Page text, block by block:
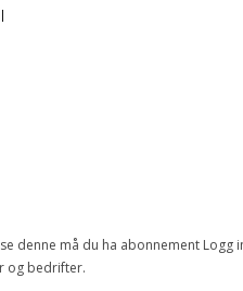
denne må du ha abonnement Logg
og bedrifter.